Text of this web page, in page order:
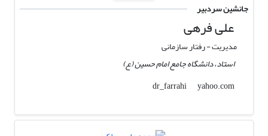
جانشین سردبیر
علی فرهی
مدیریت - رفتار سازمانی
استاد، دانشگاه جامع امام حسین (ع)
dr_farrahi
yahoo.com